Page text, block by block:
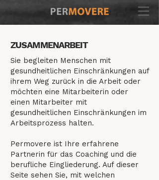
ZUSAMMENARBEIT
Sie begleiten Menschen mit
gesundheitlichen Einschränkungen auf
ihrem Weg zurück in die Arbeit oder
möchten eine Mitarbeiterin oder
einen Mitarbeiter mit
gesundheitlichen Einschränkungen im
Arbeitsprozess halten.
Permovere ist Ihre erfahrene
Partnerin für das Coaching und die
berufliche Eingliederung. Auf dieser
Seite sehen Sie, mit welchen